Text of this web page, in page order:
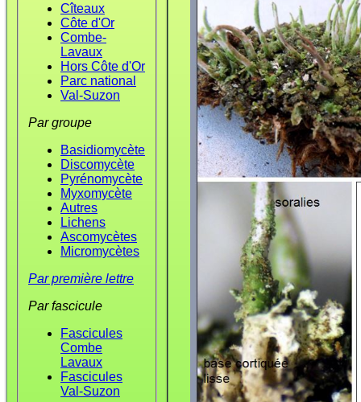
Cîteaux
Côte d'Or
Combe-
Lavaux
Hors Côte d'Or
Parc national
Val-Suzon
Par groupe
Basidiomycète
Discomycète
Pyrénomycète
Myxomycète
Autres
Lichens
Ascomycètes
Micromycètes
Par première lettre
Par fascicule
Fascicules
Combe
Lavaux
Fascicules
Val-Suzon